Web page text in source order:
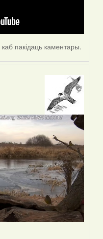
каб пакідаць каментары.